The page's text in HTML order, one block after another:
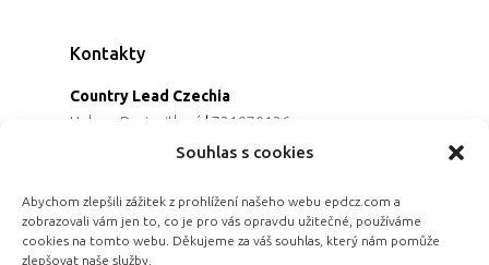
Souhlas s cookies
Abychom zlepšili zážitek z prohlížení našeho webu epdcz.com a
zobrazovali vám jen to, co je pro vás opravdu užitečné, používáme
cookies na tomto webu. Děkujeme za váš souhlas, který nám pomůže
zlepšovat naše služby.
Kontakty
Country Lead Czechia
Helena Dreiseitlová | 731970136
Koordinátorka projektu
Programová ředitelka
Jana Černoušková |607782535
Partnerství & fundraising